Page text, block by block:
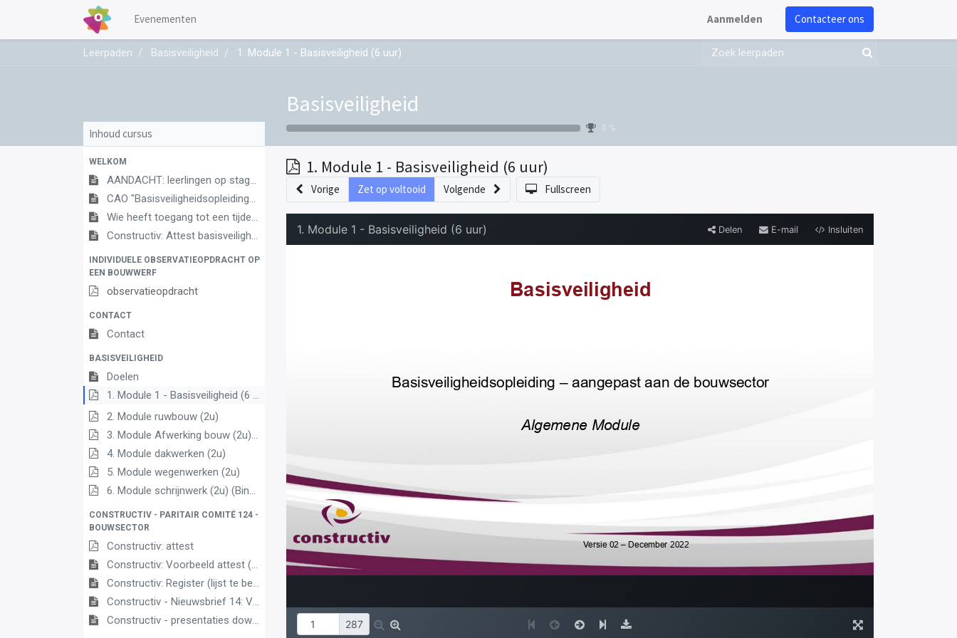
Evenementen Aanmelden Contacteer ons
Leerpaden Basisveiligheid 1. Module 1 - Basisveiligheid (6 uur)
Basisveiligheid
0 %
Inhoud cursus
WELKOM
AANDACHT: leerlingen op stage vanaf begin september!
CAO "Basisveiligheidsopleidingen"
Wie heeft toegang tot een tijdelijke of mobiele bouwplaats?
Constructiv: Attest basisveiligheid
INDIVIDUELE OBSERVATIEOPDRACHT OP
EEN BOUWWERF
observatieopdracht
CONTACT
Contact
BASISVEILIGHEID
Doelen
1. Module 1 - Basisveiligheid (6 uur)
2. Module ruwbouw (2u)
3. Module Afwerking bouw (2u) (Schilder, Stukadoor, Vloerder- tegelzetter, Dekvloerlegger, Schrijnwerker, HVAC)
4. Module dakwerken (2u)
5. Module wegenwerken (2u)
6. Module schrijnwerk (2u) (Binnen- en buitenschrijnwerk, Interieurbouw)
CONSTRUCTIV - PARITAIR COMITÉ 124 -
BOUWSECTOR
Constructiv: attest
Constructiv: Voorbeeld attest (tekst kopiëren)
Constructiv: Register (lijst te bezorgen aan Constructiv na gevolgde opleiding)
Constructiv - Nieuwsbrief 14: Verplichte basisveiligheidsopleiding
Constructiv - presentaties downloaden
1. Module 1 - Basisveiligheid (6 uur)
Vorige Zet op voltooid Volgende Fullscreen